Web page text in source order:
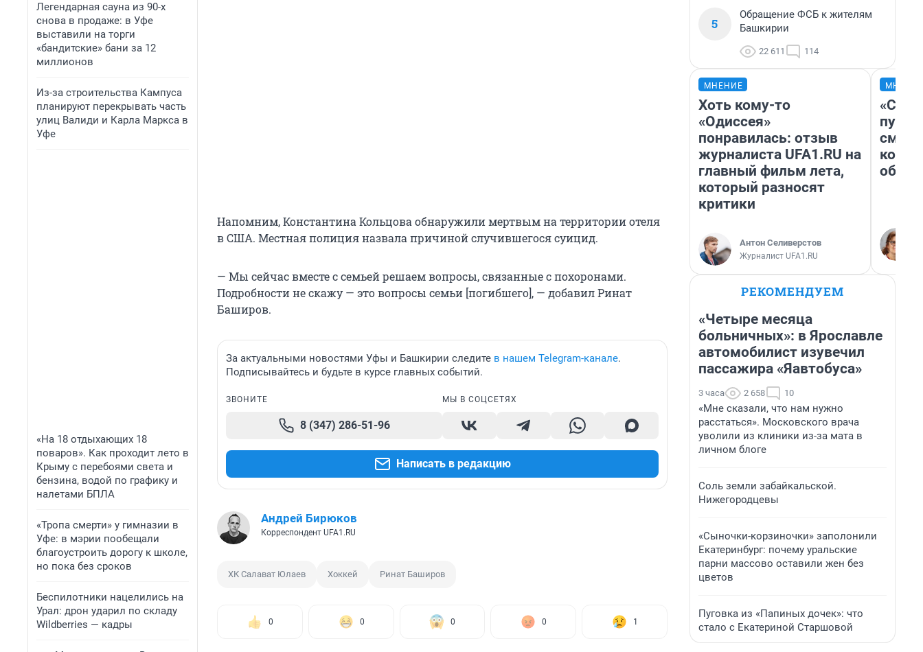
Легендарная сауна из 90-х
снова в продаже: в Уфе
выставили на торги
«бандитские» бани за 12
миллионов
Из-за строительства Кампуса
планируют перекрывать часть
улиц Валиди и Карла Маркса в
Уфе
«На 18 отдыхающих 18
поваров». Как проходит лето в
Крыму с перебоями света и
бензина, водой по графику и
налетами БПЛА
«Тропа смерти» у гимназии в
Уфе: в мэрии пообещали
благоустроить дорогу к школе,
но пока без сроков
Беспилотники нацелились на
Урал: дрон ударил по складу
Wildberries — кадры
Напомним, Константина Кольцова обнаружили мертвым на территории отеля
в США. Местная полиция назвала причиной случившегося суицид.
— Мы сейчас вместе с семьей решаем вопросы, связанные с похоронами.
Подробности не скажу — это вопросы семьи [погибшего], — добавил Ринат
Баширов.
За актуальными новостями Уфы и Башкирии следите в нашем Telegram-канале.
Подписывайтесь и будьте в курсе главных событий.
ЗВОНИТЕ
8 (347) 286-51-96
МЫ В СОЦСЕТЯХ
Написать в редакцию
Андрей Бирюков
Корреспондент UFA1.RU
ХК Салават Юлаев Хоккей Ринат Баширов
0 0 0 0 1
5
Обращение ФСБ к жителям
Башкирии
22 611 114
МНЕНИЕ
Хоть кому-то
«Одиссея»
понравилась: отзыв
журналиста UFA1.RU на
главный фильм лета,
который разносят
критики
Антон Селиверстов
Журналист UFA1.RU
РЕКОМЕНДУЕМ
«Четыре месяца
больничных»: в Ярославле
автомобилист изувечил
пассажира «Яавтобуса»
3 часа 2 658 10
«Мне сказали, что нам нужно
расстаться». Московского врача
уволили из клиники из-за мата в
личном блоге
Соль земли забайкальской.
Нижегородцевы
«Сыночки-корзиночки» заполонили
Екатеринбург: почему уральские
парни массово оставили жен без
цветов
Пуговка из «Папиных дочек»: что
стало с Екатериной Старшовой